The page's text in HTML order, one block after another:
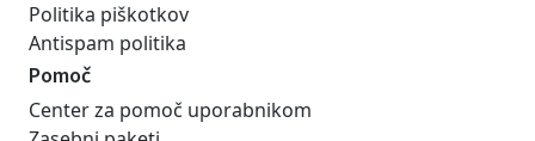
Politika piškotkov
Antispam politika
Pomoč
Center za pomoč uporabnikom